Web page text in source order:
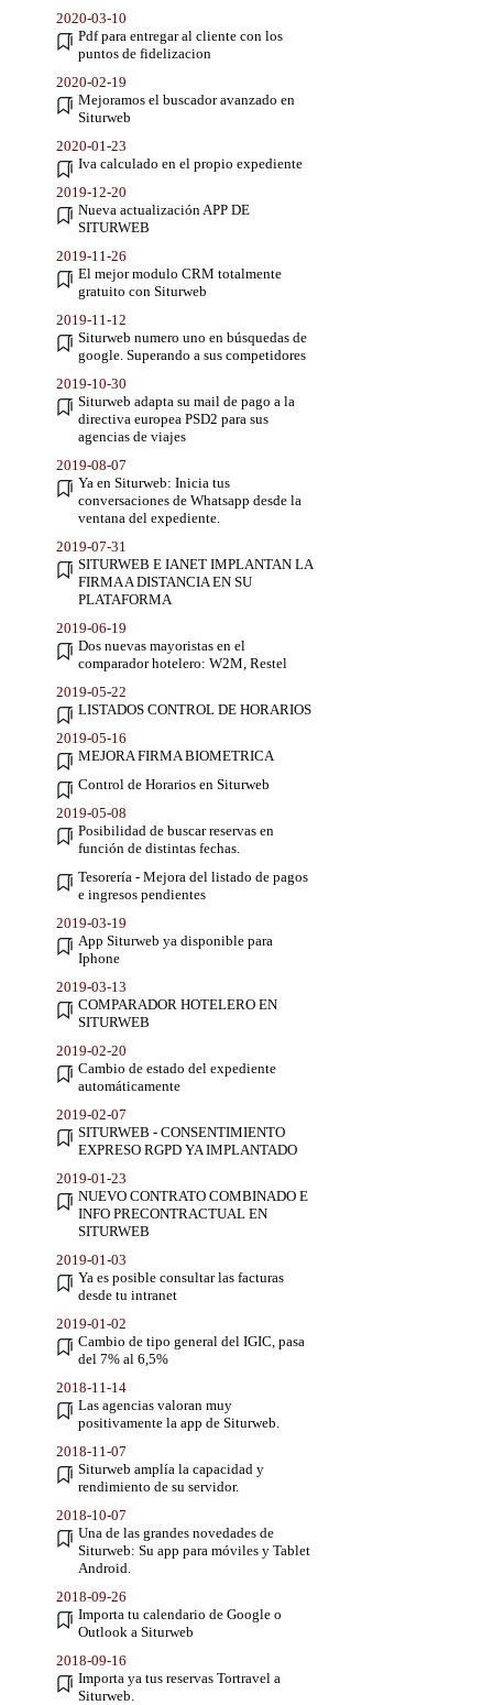
2020-03-10
Pdf para entregar al cliente con los
puntos de fidelizacion
2020-02-19
Mejoramos el buscador avanzado en
Siturweb
2020-01-23
Iva calculado en el propio expediente
2019-12-20
Nueva actualización APP DE
SITURWEB
2019-11-26
El mejor modulo CRM totalmente
gratuito con Siturweb
2019-11-12
Siturweb numero uno en búsquedas de
google. Superando a sus competidores
2019-10-30
Siturweb adapta su mail de pago a la
directiva europea PSD2 para sus
agencias de viajes
2019-08-07
Ya en Siturweb: Inicia tus
conversaciones de Whatsapp desde la
ventana del expediente.
2019-07-31
SITURWEB E IANET IMPLANTAN LA
FIRMA A DISTANCIA EN SU
PLATAFORMA
2019-06-19
Dos nuevas mayoristas en el
comparador hotelero: W2M, Restel
2019-05-22
LISTADOS CONTROL DE HORARIOS
2019-05-16
MEJORA FIRMA BIOMETRICA
Control de Horarios en Siturweb
2019-05-08
Posibilidad de buscar reservas en
función de distintas fechas.
Tesorería - Mejora del listado de pagos
e ingresos pendientes
2019-03-19
App Siturweb ya disponible para
Iphone
2019-03-13
COMPARADOR HOTELERO EN
SITURWEB
2019-02-20
Cambio de estado del expediente
automáticamente
2019-02-07
SITURWEB - CONSENTIMIENTO
EXPRESO RGPD YA IMPLANTADO
2019-01-23
NUEVO CONTRATO COMBINADO E
INFO PRECONTRACTUAL EN
SITURWEB
2019-01-03
Ya es posible consultar las facturas
desde tu intranet
2019-01-02
Cambio de tipo general del IGIC, pasa
del 7% al 6,5%
2018-11-14
Las agencias valoran muy
positivamente la app de Siturweb.
2018-11-07
Siturweb amplía la capacidad y
rendimiento de su servidor.
2018-10-07
Una de las grandes novedades de
Siturweb: Su app para móviles y Tablet
Android.
2018-09-26
Importa tu calendario de Google o
Outlook a Siturweb
2018-09-16
Importa ya tus reservas Tortravel a
Siturweb.